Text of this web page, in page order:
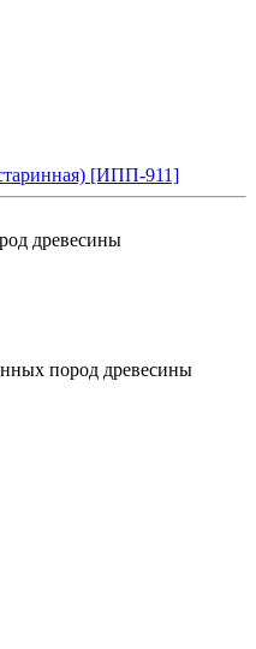
[ИПП-911]
древесины
пород древесины